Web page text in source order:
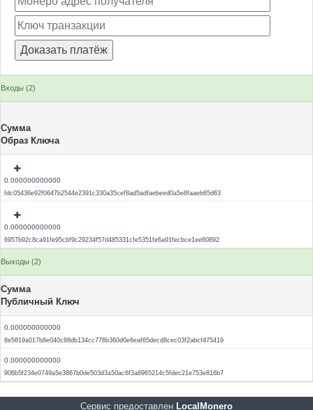
Входы (2)
Сумма
Образ Ключа
0.000000000000
fdc05436e92f0647b2544e2391c330a35cef8ad5adfaebeed0a5e8faaeb65d63
0.000000000000
6957b92c8ca91fe95cbf9c29234f57d485331cfe5351fe6a91fecbce1ee60892
Выходы (2)
Сумма
Публичный Ключ
0.000000000000
8e5819a017b8e040c88db134cc776b360d0e6eaf65decd8cec03f2abcf475419
0.000000000000
906b5f234e0749a5e3867b0de503d3a50ac6f3a6965214c5fdec21e753e816b7
Сервис предоставлен LocalMonero